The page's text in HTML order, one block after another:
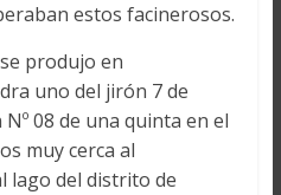
estos facinerosos.
produjo en
uno del jirón 7 de
08 de una quinta en el
muy cerca al
lago del distrito de